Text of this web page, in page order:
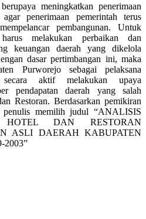
meningkatkan penerimaan
penerimaan pemerintah terus
pembangunan. Untuk
melakukan perbaikan dan
keuangan daerah yang dikelola
dasar pertimbangan ini, maka
Purworejo sebagai pelaksana
aktif melakukan upaya
pendapatan daerah yang salah
Restoran. Berdasarkan pemikiran
penulis memilih judul “ANALISIS
DAN RESTORAN
ASLI DAERAH KABUPATEN
2003”